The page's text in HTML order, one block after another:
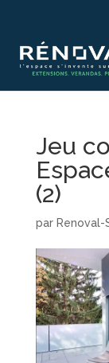
Jeu
(2)
par Renoval-